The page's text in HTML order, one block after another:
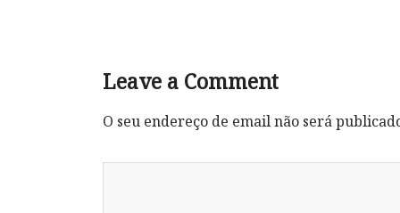
Leave a Comment
O seu endereço de email não será